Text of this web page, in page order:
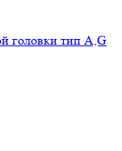
головки тип A,G